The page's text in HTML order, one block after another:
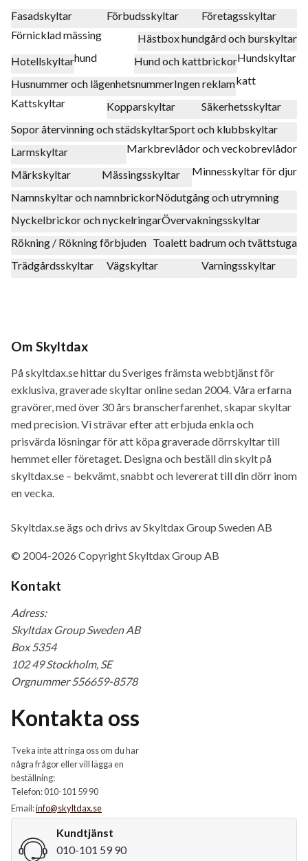
Fasadskyltar
Förbudsskyltar
Företagsskyltar
Förnicklad mässing
Hästbox hundgård och burskyltar
Hotellskyltarhund Hund och kattbrickorHundskyltar
Husnummer och lägenhetsnummerIngen reklamkatt
Kattskyltar
Kopparskyltar
Säkerhetsskyltar
Sopor återvinning och städskyltarSport och klubbskyltar
Larmskyltar
Markbrevlådor och veckobrevlådor
Märkskyltar
Mässingsskyltar
Minnesskyltar för djur
Namnskyltar och namnbrickorNödutgång och utrymning
Nyckelbrickor och nyckelringarÖvervakningsskyltar
Rökning / Rökning förbjuden Toalett badrum och tvättstuga
Trädgårdsskyltar
Vägskyltar Varningsskyltar
Om Skyltdax
På skyltdax.se hittar du Sveriges främsta webbtjänst för
exklusiva, graverade skyltar online sedan 2004. Våra erfarna
gravörer, med över 30 års branscherfarenhet, skapar skyltar
med precision. Vi strävar efter att erbjuda enkla och
prisvärda lösningar för att köpa graverade dörrskyltar till
hemmet eller företaget. Designa och beställ din skylt på
skyltdax.se – bekvämt, snabbt och levererat till din dörr inom
en vecka.
Skyltdax.se ägs och drivs av Skyltdax Group Sweden AB
© 2004-2026 Copyright Skyltdax Group AB
Kontakt
Adress:
Skyltdax Group Sweden AB
Box 5354
102 49 Stockholm, SE
Orgnummer 556659-8578
Kontakta oss
Tveka inte att ringa oss om du har
några frågor eller vill lägga en
beställning:
Telefon: 010-101 59 90
Email:info@skyltdax.se
Kundtjänst
010-101 59 90